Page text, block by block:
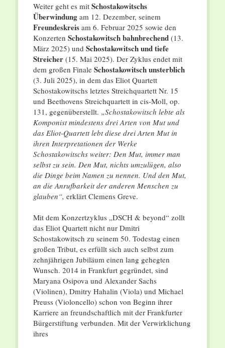
Weiter geht es mit Schostakowitschs
Überwindungam 12. Dezember, seinem
Freundeskreisam 6. Februar 2025 sowie den
Konzerten Schostakowitsch bahnbrechend(13.
März 2025) und Schostakowitsch und tiefe
Streicher(15. Mai 2025). Der Zyklus endet mit
dem großen FinaleSchostakowitsch unsterblich
(3. Juli 2025), in dem das Eliot Quartett
Schostakowitschs letztes Streichquartett Nr. 15
und Beethovens Streichquartett in cis-Moll, op.
131, gegenüberstellt. „Schostakowitsch lebte als
Komponist mindestens drei Arten von Mut und
das Eliot-Quartett lebt diese drei Arten Mut in
ihren Interpretationen der Werke
Schostakowitschs weiter: Den Mut, immer man
selbst zu sein. Den Mut, nichts umzulügen, also
die Dinge beim Namen zu nennen. Und den Mut,
an die Anrufbarkeit der anderen Menschen zu
glauben“, erklärt Clemens Greve.
Mit dem Konzertzyklus „DSCH & beyond“ zollt
das Eliot Quartett nicht nur Dmitri
Schostakowitsch zu seinem 50. Todestag einen
großen Tribut, es erfüllt sich auch selbst zum
zehnjährigen Jubiläum einen lang gehegten
Wunsch. 2014 in Frankfurt gegründet, sind
Maryana Osipova und Alexander Sachs
(Violinen), Dmitry Hahalin (Viola) und Michael
Preuss (Violoncello) schon von Beginn ihrer
Karriere an freundschaftlich mit der Frankfurter
Bürgerstiftung verbunden. Mit der Verwirklichung
ihres